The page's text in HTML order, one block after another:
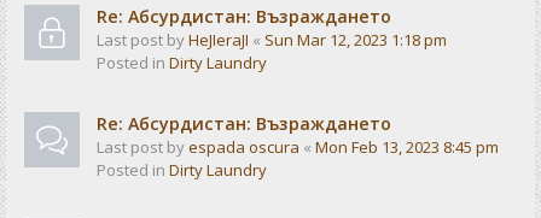
Re: Абсурдистан: Възраждането
Last post byHeJIeraJI « Sun Mar 12, 2023 1:18 pm
Posted in Dirty Laundry
Re: Абсурдистан: Възраждането
Last post byespada oscura « Mon Feb 13, 2023 8:45 pm
Posted in Dirty Laundry